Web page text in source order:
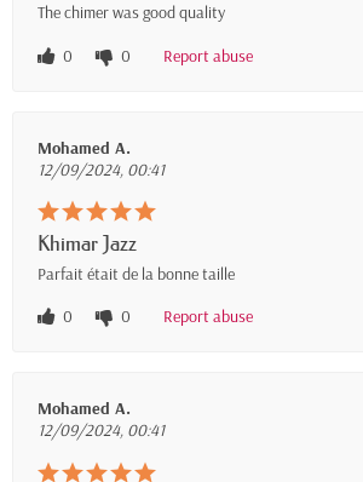
The chimer was good quality
0
0 Report abuse
Mohamed A.
12/09/2024, 00:41
Khimar Jazz
Parfait était de la bonne taille
0
0 Report abuse
Mohamed A.
12/09/2024, 00:41